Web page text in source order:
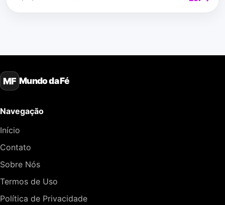
MF Mundo da Fé
Navegação
Início
Contato
Sobre Nós
Termos de Uso
Política de Privacidade